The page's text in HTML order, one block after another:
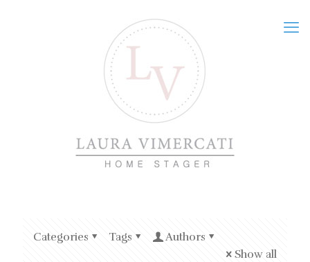
Categories Tags
Authors
Show all